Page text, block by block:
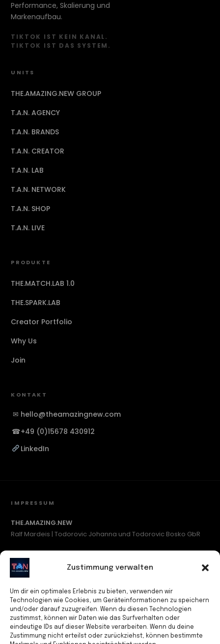
Zustimmung verwalten
Um dir ein optimales Erlebnis zu bieten, verwenden wir
Technologien wie Cookies, um Geräteinformationen zu speichern
und/oder darauf zuzugreifen. Wenn du diesen Technologien
zustimmst, können wir Daten wie das Surfverhalten oder
eindeutige IDs auf dieser Website verarbeiten. Wenn du deine
Zustimmung nicht erteilst oder zurückziehst, können bestimmte
Performance, Skalierung und
Markenaufbau.
TIKTOK IST KEIN KANAL.
TIKTOK IST DAS SYSTEM.
UNITS
THE.AMAZING.NEW GROUP
T.A.N. AGENCY
T.A.N. BRANDS
T.A.N. CREATOR
T.A.N. LAB
T.A.N. NETWORK
T.A.N. SHOP
T.A.N. LIVE
PRODUKTE
THE.MATCH.LAB 1.0
THE.SPARK.LAB
Creator Portfolio
Why Us
Join
KONTAKT
✉ hello@theamazingnew.com
☎+49 (0)15678 430912
LinkedIn
IMPRESSUM
THE.AMAZING.NEW
Ralf Mardeis | Todorovic Johanna und Todorovic Bosko GbR
c/o SCHUTZADRESSE.COM #548
Waidmannsluster Damm 1
13507 Berlin
Deutschland
Kontakt
Tel: +49 (0)15678 430912
E-Mail: info@theamazingnew.com